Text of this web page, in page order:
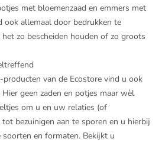
met bloemenzaad en emmers met
ook allemaal door bedrukken te
zo bescheiden houden of zo groots
producten van de Ecostore vind u ook
geen zaden en potjes maar wèl
om u en uw relaties (of
bezuinigen aan te sporen en u hierbij
en formaten. Bekijkt u